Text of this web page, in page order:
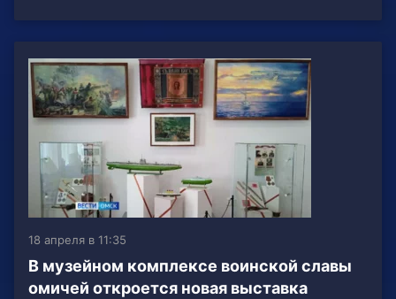
18 апреля в 11:35
В музейном комплексе воинской славы
омичей откроется новая выставка